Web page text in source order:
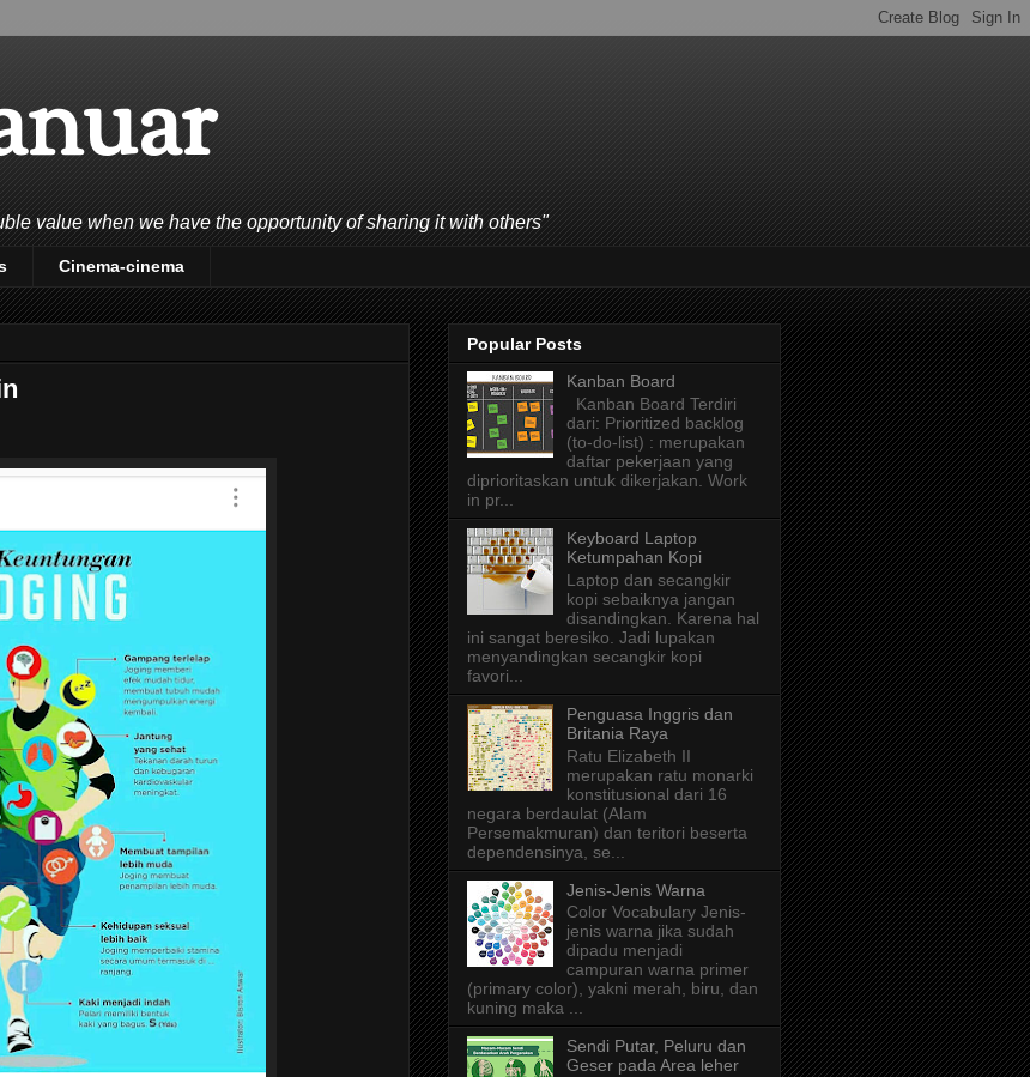
value when we have the opportunity of sharing it with others"
Cinema-cinema
Popular Posts
Kanban Board
Kanban Board Terdiri
dari: Prioritized backlog
(to-do-list) : merupakan
daftar pekerjaan yang
diprioritaskan untuk dikerjakan. Work
in pr...
Keyboard Laptop
Ketumpahan Kopi
Laptop dan secangkir
kopi sebaiknya jangan
disandingkan. Karena hal
ini sangat beresiko. Jadi lupakan
menyandingkan secangkir kopi
favori...
Penguasa Inggris dan
Britania Raya
Ratu Elizabeth II
merupakan ratu monarki
konstitusional dari 16
negara berdaulat (Alam
Persemakmuran) dan teritori beserta
dependensinya, se...
Jenis-Jenis Warna
Color Vocabulary Jenis-
jenis warna jika sudah
dipadu menjadi
campuran warna primer
(primary color), yakni merah, biru, dan
kuning maka ...
Sendi Putar, Peluru dan
Geser pada Area leher